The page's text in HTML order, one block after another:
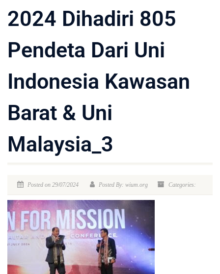
2024 Dihadiri 805
Pendeta Dari Uni
Indonesia Kawasan
Barat & Uni
Malaysia_3
Posted on 29/07/2024 Posted By: wium.org Categories: